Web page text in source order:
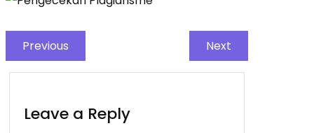
Previous Next
Leave a Reply